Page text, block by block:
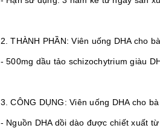
2. THÀNH PHẦN: Viên uống DHA cho
- 500mg dầu tảo schizochytrium giàu
3. CÔNG DỤNG: Viên uống DHA cho
- Nguồn DHA dồi dào được chiết xuất